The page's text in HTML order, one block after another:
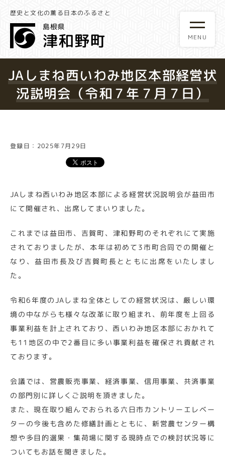
歴史と文化の薫る日本のふるさと
JAしまね西いわみ地区本部経営状
況説明会（令和７年７月７日）
登録日：2025年7月29日
JAしまね西いわみ地区本部による経営状況説明会が益田市
にて開催され、出席してまいりました。
これまでは益田市、吉賀町、津和野町のそれぞれにて実施
されておりましたが、本年は初めて3市町合同での開催と
なり、益田市長及び吉賀町長とともに出席をいたしまし
た。
令和6年度のJAしまね全体としての経営状況は、厳しい環
境の中ながらも様々な改革に取り組まれ、前年度を上回る
事業利益を計上されており、西いわみ地区本部におかれて
も11地区の中で2番目に多い事業利益を確保され貢献され
ております。
会議では、営農販売事業、経済事業、信用事業、共済事業
の部門別に詳しくご説明を頂きました。
また、現在取り組んでおられる六日市カントリーエレベー
ターの今後も含めた修繕計画とともに、新営農センター構
想や多目的選果・集荷場に関する現時点での検討状況等に
ついてもお話を聞きました。